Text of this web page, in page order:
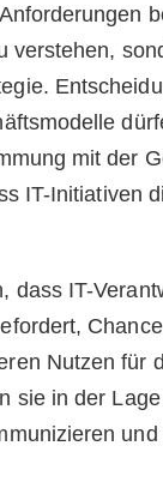
verstehen,
mit der
IT-Initiativen
dass IT-
Nutzen für
sie in der